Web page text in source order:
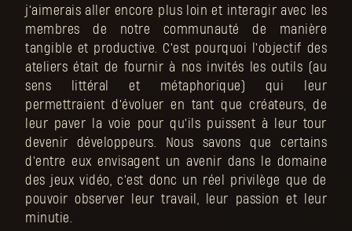
j'aimerais aller encore plus loin et interagir avec les
membres de notre communauté de manière
tangible et productive. C'est pourquoi l'objectif des
ateliers était de fournir à nos invités les outils (au
sens littéral et métaphorique) qui leur
permettraient d'évoluer en tant que créateurs, de
leur paver la voie pour qu'ils puissent à leur tour
devenir développeurs. Nous savons que certains
d'entre eux envisagent un avenir dans le domaine
des jeux vidéo, c'est donc un réel privilège que de
pouvoir observer leur travail, leur passion et leur
minutie.